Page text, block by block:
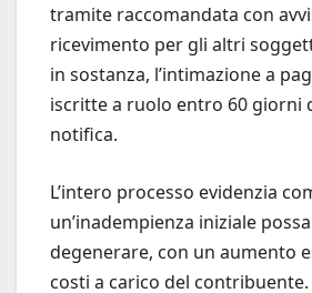
tramite raccomandata con
ricevimento per gli altri
in sostanza, l’intimazione a
iscritte a ruolo entro 60 giorni
notifica.
L’intero processo evidenzia
un’inadempienza iniziale
degenerare, con un aumento
costi a carico del contribuente.